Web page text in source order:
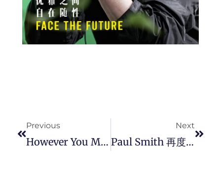
Previous
However You Move ! H&M Move 重磅来袭，恣意运动 、纵享自在。
Next
Paul Smith 再度为曼联球员设计春夏休閒套装。